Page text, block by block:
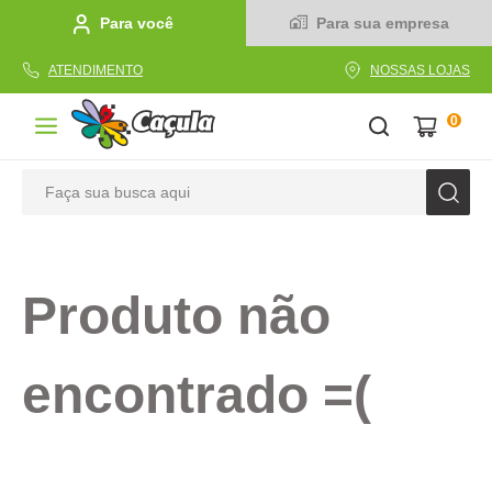
Para você Para sua empresa
ATENDIMENTO NOSSAS LOJAS
0
Produto não
encontrado =(
2º linha
4º tecido